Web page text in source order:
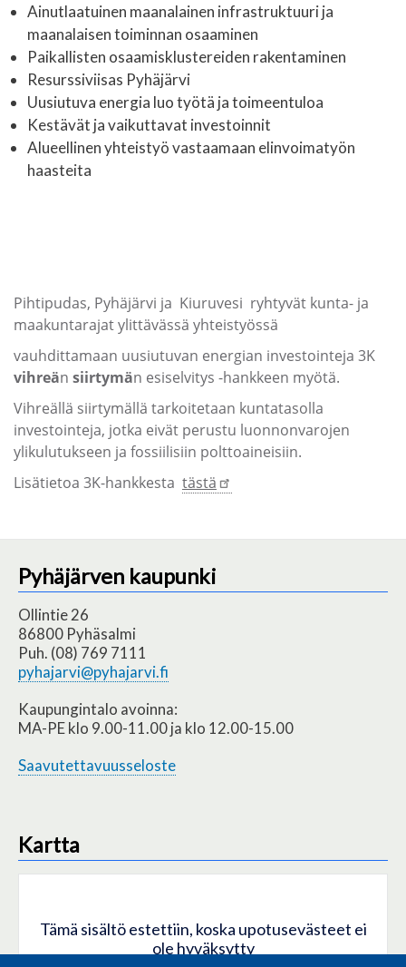
Ainutlaatuinen maanalainen infrastruktuuri ja
maanalaisen toiminnan osaaminen
Paikallisten osaamisklustereiden rakentaminen
Resurssiviisas Pyhäjärvi
Uusiutuva energia luo työtä ja toimeentuloa
Kestävät ja vaikuttavat investoinnit
Alueellinen yhteistyö vastaamaan elinvoimatyön
haasteita
Pihtipudas, Pyhäjärvi ja Kiuruvesi ryhtyvät kunta- ja
maakuntarajat ylittävässä yhteistyössä
vauhdittamaan uusiutuvan energian investointeja 3K
vihreän siirtymän esiselvitys -hankkeen myötä.
Vihreällä siirtymällä tarkoitetaan kuntatasolla
investointeja, jotka eivät perustu luonnonvarojen
ylikulutukseen ja fossiilisiin polttoaineisiin.
Lisätietoa 3K-hankkesta tästä
Pyhäjärven kaupunki
Ollintie 26
86800 Pyhäsalmi
Puh. (08) 769 7111
pyhajarvi@pyhajarvi.fi
Kaupungintalo avoinna:
MA-PE klo 9.00-11.00 ja klo 12.00-15.00
Saavutettavuusseloste
Kartta
Tämä sisältö estettiin, koska upotusevästeet ei
ole hyväksytty